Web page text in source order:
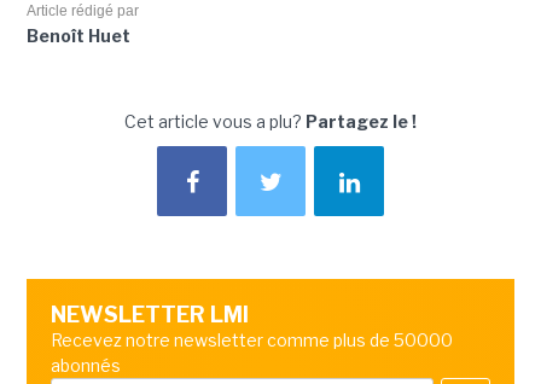
Article rédigé par
Benoît Huet
Cet article vous a plu? Partagez le !
NEWSLETTER LMI
Recevez notre newsletter comme plus de 50000
abonnés